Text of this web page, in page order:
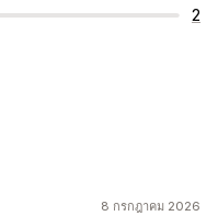
2
8 กรกฎาคม 2026